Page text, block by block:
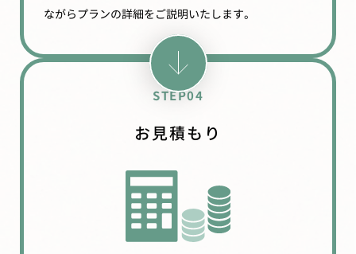
ながらプランの詳細をご説明いたします。
STEP04
お見積もり